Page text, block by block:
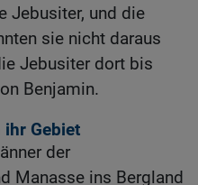
Jebusiter, und die
sie nicht daraus
Jebusiter dort bis
Benjamin.
ihr Gebiet
der
Manasse ins Bergland